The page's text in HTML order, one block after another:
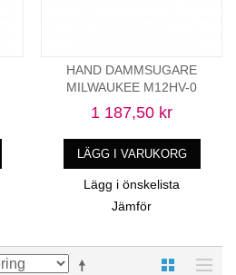
HAND DAMMSUGARE
MILWAUKEE M12HV-0
1 187,50 kr
LÄGG I VARUKORG
Lägg i önskelista
Jämför